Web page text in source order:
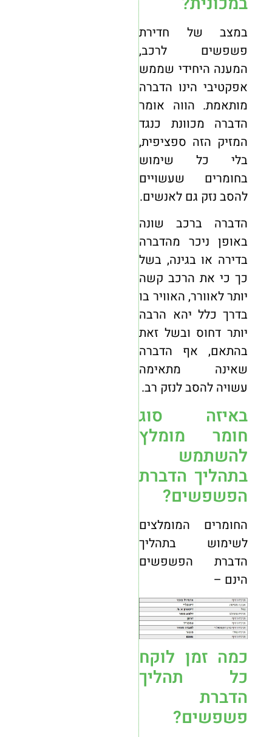
במצב של חדירת
פשפשים לרכב,
המענה היחידי שממש
אפקטיבי הינו הדברה
מותאמת. הווה אומר
הדברה מכוונת כנגד
המזיק הזה ספציפית,
בלי כל שימוש
בחומרים שעשויים
להסב נזק גם לאנשים.
הדברה ברכב שונה
באופן ניכר מהדברה
בדירה או בגינה, בשל
כך כי את הרכב קשה
יותר לאוורר, האוויר בו
בדרך כלל יהא הרבה
יותר דחוס ובשל זאת
בהתאם, אף הדברה
שאינה מתאימה
עשויה להסב לנזק רב.
באיזה סוג
חומר מומלץ
להשתמש
בתהליך הדברת
הפשפשים?
החומרים המומלצים
לשימוש בתהליך
הדברת הפשפשים
הינם –
כמה זמן לוקח
כל תהליך
הדברת
פשפשים?